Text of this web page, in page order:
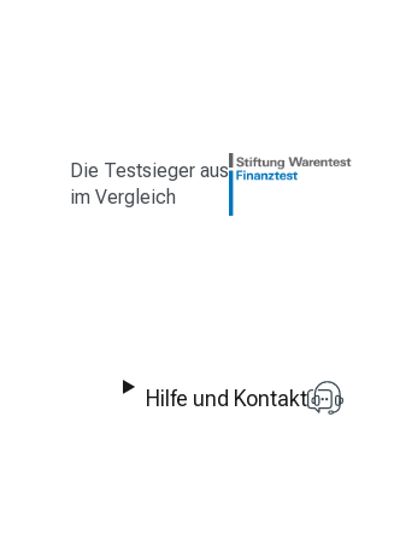
Die Testsieger aus
im Vergleich
Hilfe und Kontakt